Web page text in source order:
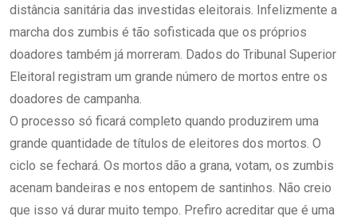
distância sanitária das investidas eleitorais. Infelizmente a
marcha dos zumbis é tão sofisticada que os próprios
doadores também já morreram. Dados do Tribunal Superior
Eleitoral registram um grande número de mortos entre os
doadores de campanha.
O processo só ficará completo quando produzirem uma
grande quantidade de títulos de eleitores dos mortos. O
ciclo se fechará. Os mortos dão a grana, votam, os zumbis
acenam bandeiras e nos entopem de santinhos. Não creio
que isso vá durar muito tempo. Prefiro acreditar que é uma